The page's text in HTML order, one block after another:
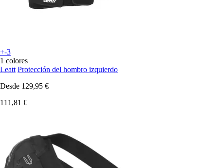
+-3
1 colores
Leatt Protección del hombro izquierdo
Desde 129,95 €
111,81 €